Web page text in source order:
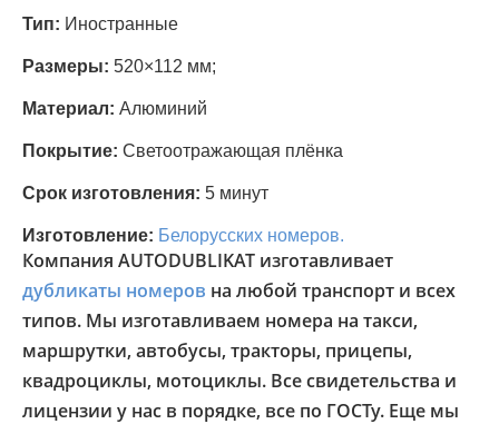
Тип: Иностранные
Размеры: 520×112 мм;
Материал: Алюминий
Покрытие: Светоотражающая плёнка
Срок изготовления: 5 минут
Изготовление: Белорусских номеров.
Компания AUTODUBLIKAT изготавливает
дубликаты номеров на любой транспорт и всех
типов. Мы изготавливаем номера на такси,
маршрутки, автобусы, тракторы, прицепы,
квадроциклы, мотоциклы. Все свидетельства и
лицензии у нас в порядке, все по ГОСТу. Еще мы